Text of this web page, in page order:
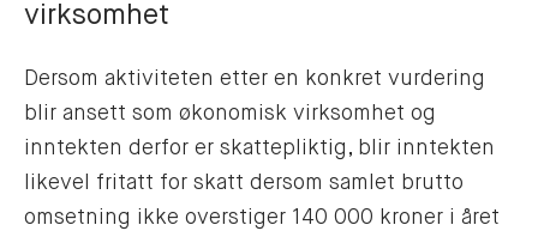
virksomhet
Dersom aktiviteten etter en konkret vurdering
blir ansett som økonomisk virksomhet og
inntekten derfor er skattepliktig, blir inntekten
likevel fritatt for skatt dersom samlet brutto
omsetning ikke overstiger 140 000 kroner i året